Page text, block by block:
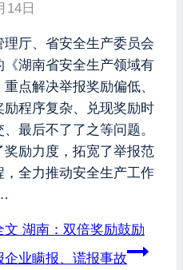
14日
厅、省安全生产委员会
湖南省安全生产领域有
点解决举报奖励偏低、
程序复杂、兑现奖励时
最后不了了之等问题。
励力度，拓宽了举报范
，全力推动安全生产工作
文 湖南：双倍奖励鼓励
企业瞒报、谎报事故